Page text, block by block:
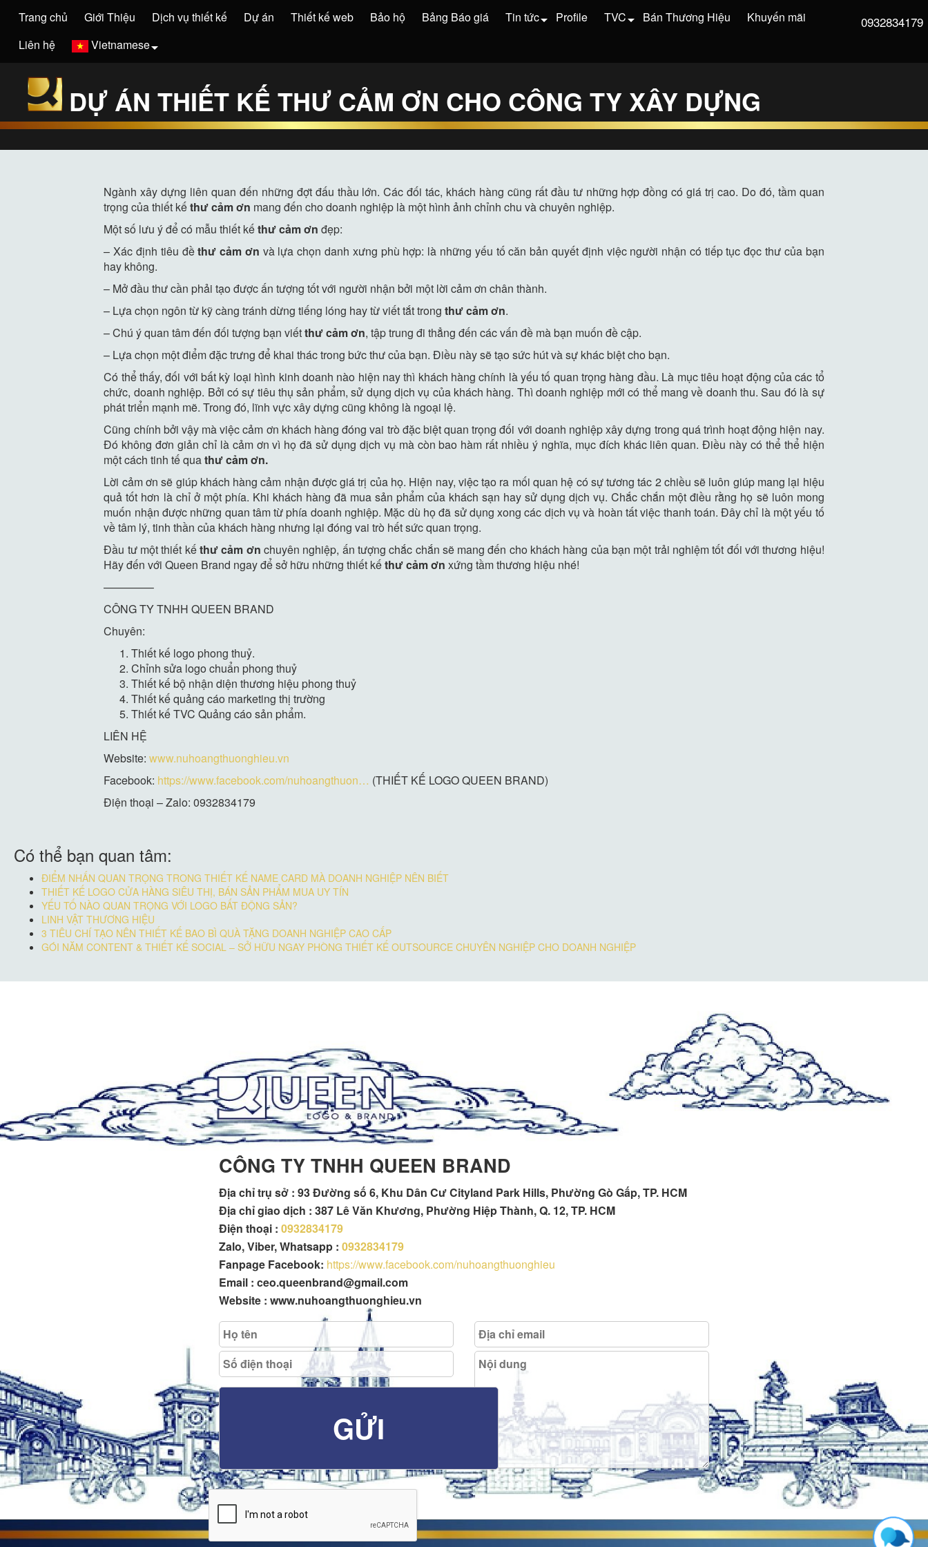
0932834179
Trang chủ Giới Thiệu Dịch vụ thiết kế Dự án Thiết kế web Bảo hộ Bảng Báo giá Tin tức Profile TVC Bán Thương Hiệu
Khuyến mãi
Liên hệ
Vietnamese
DỰ ÁN THIẾT KẾ THƯ CẢM ƠN CHO CÔNG TY XÂY DỰNG
Ngành xây dựng liên quan đến những đợt đấu thầu lớn. Các đối tác, khách hàng cũng rất đầu tư những hợp đồng có giá trị cao. Do đó, tầm quan
trọng của thiết kếthư cảm ơn mang đến cho doanh nghiệp là một hình ảnh chỉnh chu và chuyên nghiệp.
Một số lưu ý để có mẫu thiết kếthư cảm ơn đẹp:
– Xác định tiêu đềthư cảm ơn và lựa chọn danh xưng phù hợp: là những yếu tố căn bản quyết định việc người nhận có tiếp tục đọc thư của bạn
hay không.
– Mở đầu thư cần phải tạo được ấn tượng tốt với người nhận bởi một lời cảm ơn chân thành.
– Lựa chọn ngôn từ kỹ càng tránh dừng tiếng lóng hay từ viết tắt trongthư cảm ơn.
– Chú ý quan tâm đến đối tượng bạn viếtthư cảm ơn, tập trung đi thẳng đến các vấn đề mà bạn muốn đề cập.
– Lựa chọn một điểm đặc trưng để khai thác trong bức thư của bạn. Điều này sẽ tạo sức hút và sự khác biệt cho bạn.
Có thể thấy, đối với bất kỳ loại hình kinh doanh nào hiện nay thì khách hàng chính là yếu tố quan trọng hàng đầu. Là mục tiêu hoạt động của các tổ
chức, doanh nghiệp. Bởi có sự tiêu thụ sản phẩm, sử dụng dịch vụ của khách hàng. Thì doanh nghiệp mới có thể mang về doanh thu. Sau đó là sự
phát triển mạnh mẽ. Trong đó, lĩnh vực xây dựng cũng không là ngoại lệ.
Cũng chính bởi vậy mà việc cảm ơn khách hàng đóng vai trò đặc biệt quan trọng đối với doanh nghiệp xây dựng trong quá trình hoạt động hiện nay.
Đó không đơn giản chỉ là cảm ơn vì họ đã sử dụng dịch vụ mà còn bao hàm rất nhiều ý nghĩa, mục đích khác liên quan. Điều này có thể thể hiện
một cách tinh tế quathư cảm ơn.
Lời cảm ơn sẽ giúp khách hàng cảm nhận được giá trị của họ. Hiện nay, việc tạo ra mối quan hệ có sự tương tác 2 chiều sẽ luôn giúp mang lại hiệu
quả tốt hơn là chỉ ở một phía. Khi khách hàng đã mua sản phẩm của khách sạn hay sử dụng dịch vụ. Chắc chắn một điều rằng họ sẽ luôn mong
muốn nhận được những quan tâm từ phía doanh nghiệp. Mặc dù họ đã sử dụng xong các dịch vụ và hoàn tất việc thanh toán. Đây chỉ là một yếu tố
về tâm lý, tinh thần của khách hàng nhưng lại đóng vai trò hết sức quan trọng.
Đầu tư một thiết kếthư cảm ơn chuyên nghiệp, ấn tượng chắc chắn sẽ mang đến cho khách hàng của bạn một trải nghiệm tốt đối với thương hiệu!
Hãy đến với Queen Brand ngay để sở hữu những thiết kếthư cảm ơn xứng tầm thương hiệu nhé!
————–
CÔNG TY TNHH QUEEN BRAND
Chuyên:
Thiết kế logo phong thuỷ.
Chỉnh sửa logo chuẩn phong thuỷ
Thiết kế bộ nhận diện thương hiệu phong thuỷ
Thiết kế quảng cáo marketing thị trường
Thiết kế TVC Quảng cáo sản phẩm.
LIÊN HỆ
Website:www.nuhoangthuonghieu.vn
Facebook: https://www.facebook.com/nuhoangthuon… (THIẾT KẾ LOGO QUEEN BRAND)
Điện thoại – Zalo: 0932834179
Có thể bạn quan tâm:
ĐIỂM NHẤN QUAN TRỌNG TRONG THIẾT KẾ NAME CARD MÀ DOANH NGHIỆP NÊN BIẾT
THIẾT KẾ LOGO CỬA HÀNG SIÊU THỊ, BÁN SẢN PHẨM MUA UY TÍN
YẾU TỐ NÀO QUAN TRỌNG VỚI LOGO BẤT ĐỘNG SẢN?
LINH VẬT THƯƠNG HIỆU
3 TIÊU CHÍ TẠO NÊN THIẾT KẾ BAO BÌ QUÀ TẶNG DOANH NGHIỆP CAO CẤP
GÓI NĂM CONTENT & THIẾT KẾ SOCIAL – SỞ HỮU NGAY PHÒNG THIẾT KẾ OUTSOURCE CHUYÊN NGHIỆP CHO DOANH NGHIỆP
CÔNG TY TNHH QUEEN BRAND
Địa chỉ trụ sở :93 Đường số 6, Khu Dân Cư Cityland Park Hills, Phường Gò Gấp, TP. HCM
Địa chỉ giao dịch : 387 Lê Văn Khương, Phường Hiệp Thành, Q. 12, TP. HCM
Điện thoại :0932834179
Zalo, Viber, Whatsapp :0932834179
Fanpage Facebook: https://www.facebook.com/nuhoangthuonghieu
Email : ceo.queenbrand@gmail.com
Website : www.nuhoangthuonghieu.vn